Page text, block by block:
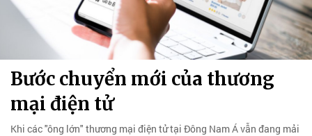
Bước chuyển mới của thương
mại điện tử
Khi các "ông lớn" thương mại điện tử tại Đông Nam Á vẫn đang mải